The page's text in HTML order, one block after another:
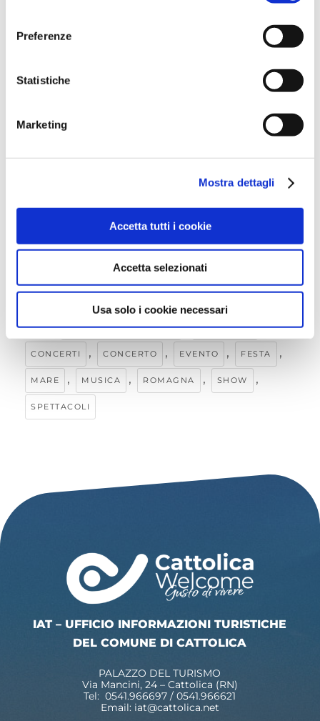
Cookie Policy.
Preferenze
Statistiche
Marketing
Mostra dettagli
Accetta tutti i cookie
Accetta selezionati
Usa solo i cookie necessari
Email
iat@cattolica.net
Tags: ARENA DELLA REGINA , CATTOLICA ,
CONCERTI , CONCERTO , EVENTO , FESTA ,
MARE , MUSICA , ROMAGNA , SHOW ,
SPETTACOLI
IAT – UFFICIO INFORMAZIONI TURISTICHE
DEL COMUNE DI CATTOLICA
PALAZZO DEL TURISMO
Via Mancini, 24 – Cattolica (RN)
Tel: 0541.966697 / 0541.966621
Email: iat@cattolica.net